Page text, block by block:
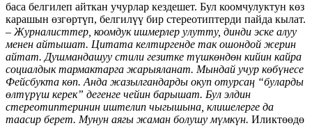
баса белгилеп айткан учурлар кездешет. Бул коомчулуктун көз
карашын өзгөртүп, белгилүү бир стереотиптерди пайда кылат.
– Журналисттер, коомдук ишмерлер улутту, динди эске алуу
менен айтышат. Цитата келтиргенде так ошондой жерин
айтат. Душмандашуу стили гезитке түшкөндөн кийин кайра
социалдык тармактарга жарыяланат. Мындай учур көбүнесе
Фейсбукта көп. Анда жазылгандарды окуп отурсаң “буларды
өлтүрүш керек” дегенге чейин барышат. Бул элдин
стереотиптеринин иштелип чыгышына, клишелерге да
таасир берет. Мунун аягы жаман болушу мүмкүн. Иликтөөдө